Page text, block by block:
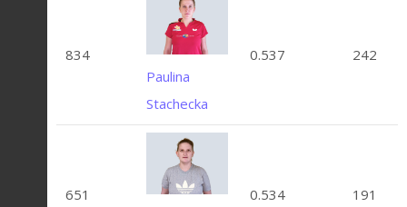
834
Paulina
Stachecka
0.537 242
651
0.534 191